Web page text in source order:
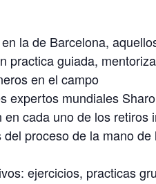
la de Barcelona,
practica guiada,
en el campo
expertos mundiales
cada uno de los retiros
proceso de la mano
ejercicios, practicas